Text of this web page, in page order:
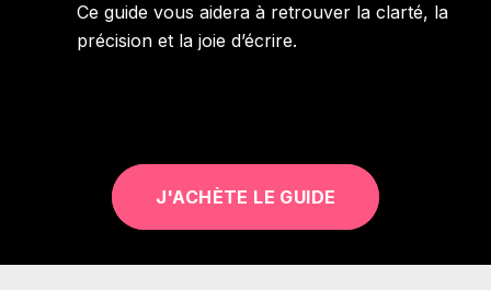
Ce guide vous aidera à retrouver la clarté, la
précision et la joie d’écrire.
J'ACHÈTE LE GUIDE